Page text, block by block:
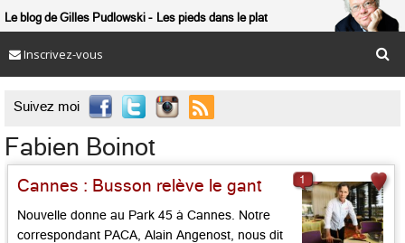
Le blog de Gilles Pudlowski Les pieds dans le plat
Inscrivez-vous
Suivez moi 
Fabien Boinot
Cannes : Busson relève le gant
Nouvelle donne au Park 45 à Cannes. Notre
correspondant PACA, Alain Angenost, nous dit
1